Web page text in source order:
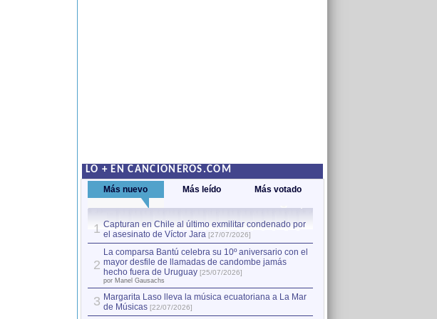
LO + EN CANCIONEROS.COM
Más nuevo Más leído Más votado
1 Capturan en Chile al último exmilitar condenado por
el asesinato de Víctor Jara [27/07/2026]
2
La comparsa Bantú celebra su 10º aniversario con el
mayor desfile de llamadas de candombe jamás
hecho fuera de Uruguay [25/07/2026]
por Manel Gausachs
3 Margarita Laso lleva la música ecuatoriana a La Mar
de Músicas [22/07/2026]